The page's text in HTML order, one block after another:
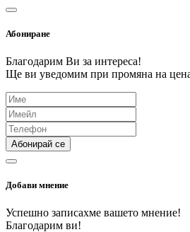
Абониране
Благодарим Ви за интереса!
Ще ви уведомим при промяна на
Абонирай се
Добави мнение
Успешно записахме вашето мнение!
Благодарим ви!